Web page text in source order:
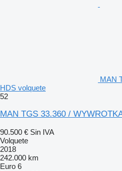
MAN
HDS volquete
52
MAN TGS 33.360 /
90.500 € Sin IVA
Volquete
2018
242.000 km
Euro 6